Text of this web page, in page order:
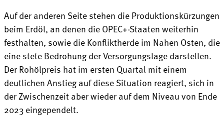
Auf der anderen Seite stehen die Produktionskürzungen
beim Erdöl, an denen die OPEC+-Staaten weiterhin
festhalten, sowie die Konfliktherde im Nahen Osten, die
eine stete Bedrohung der Versorgungslage darstellen.
Der Rohölpreis hat im ersten Quartal mit einem
deutlichen Anstieg auf diese Situation reagiert, sich in
der Zwischenzeit aber wieder auf dem Niveau von Ende
2023 eingependelt.